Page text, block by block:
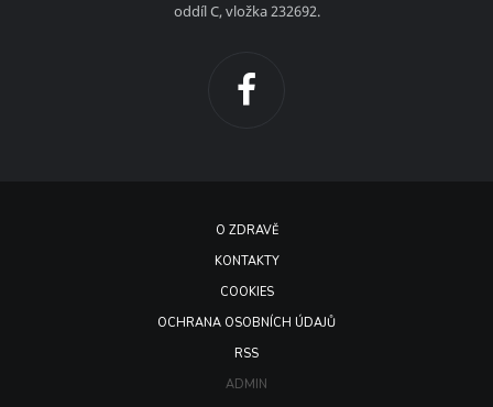
oddíl C, vložka 232692.
O ZDRAVĚ
KONTAKTY
COOKIES
OCHRANA OSOBNÍCH ÚDAJŮ
RSS
ADMIN